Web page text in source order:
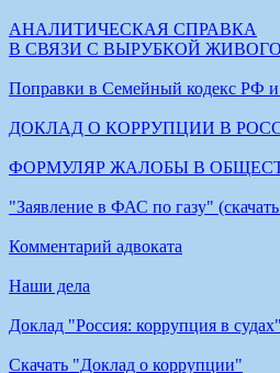
АНАЛИТИЧЕСКАЯ СПРАВКА
В СВЯЗИ С ВЫРУБКОЙ ЖИВОГО
Поправки в Семейный кодекс РФ и
ДОКЛАД О КОРРУПЦИИ В
ФОРМУЛЯР ЖАЛОБЫ В
"Заявление в ФАС по газу"
Комментарий адвоката
Наши дела
Доклад "Россия: коррупция в судах"
Cкачать "Доклад о коррупции"